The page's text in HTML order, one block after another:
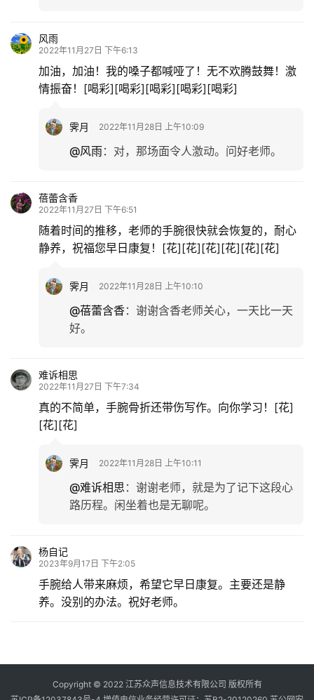
风雨
2022年11月27日 下午6:13
加油，加油！我的嗓子都喊哑了！无不欢腾鼓舞！激
情振奋！[喝彩][喝彩][喝彩][喝彩][喝彩]
霁月 2022年11月28日 上午10:09
@风雨： 对，那场面令人激动。问好老师。
蓓蕾含香
2022年11月27日 下午6:51
随着时间的推移，老师的手腕很快就会恢复的，耐心
静养，祝福您早日康复！[花][花][花][花][花][花]
霁月 2022年11月28日 上午10:10
@蓓蕾含香： 谢谢含香老师关心，一天比一天
好。
难诉相思
2022年11月27日 下午7:34
真的不简单，手腕骨折还带伤写作。向你学习！[花]
[花][花]
霁月 2022年11月28日 上午10:11
@难诉相思 ： 谢谢老师，就是为了记下这段心
路历程。闲坐着也是无聊呢。
杨自记
2023年9月17日 下午2:05
手腕给人带来麻烦，希望它早日康复。主要还是静
养。没别的办法。祝好老师。
Copyright © 2022 江苏众声信息技术有限公司 版权所有